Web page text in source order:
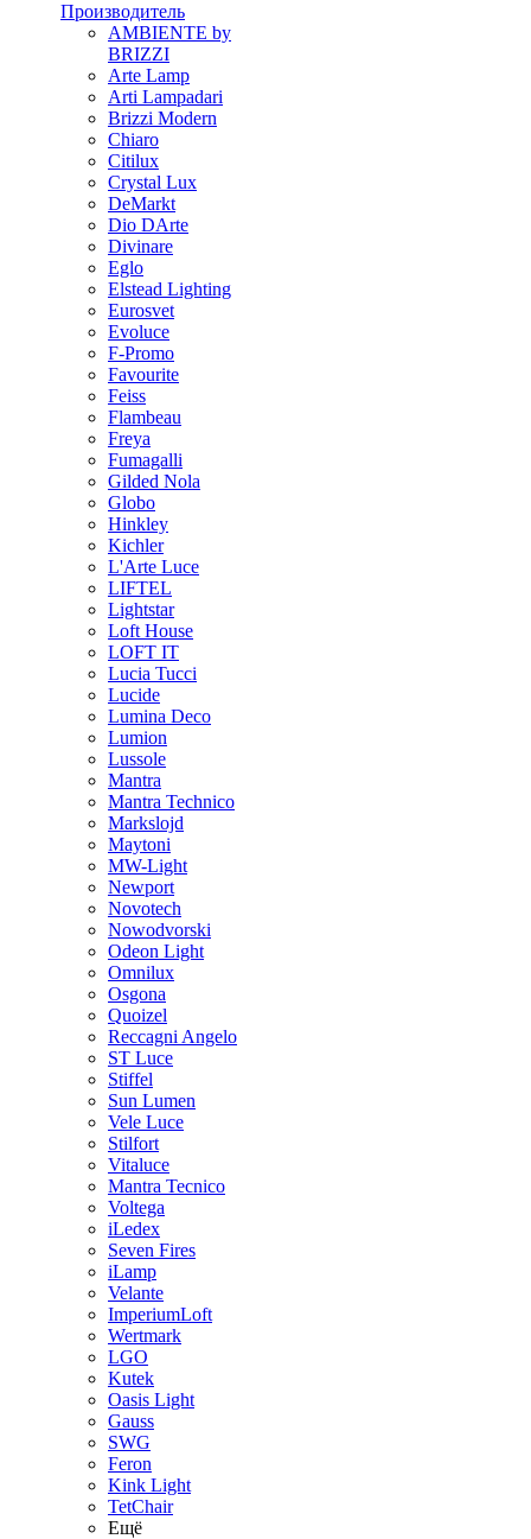
Производитель
AMBIENTE by
BRIZZI
Arte Lamp
Arti Lampadari
Brizzi Modern
Chiaro
Citilux
Crystal Lux
DeMarkt
Dio DArte
Divinare
Eglo
Elstead Lighting
Eurosvet
Evoluce
F-Promo
Favourite
Feiss
Flambeau
Freya
Fumagalli
Gilded Nola
Globo
Hinkley
Kichler
L'Arte Luce
LIFTEL
Lightstar
Loft House
LOFT IT
Lucia Tucci
Lucide
Lumina Deco
Lumion
Lussole
Mantra
Mantra Technico
Markslojd
Maytoni
MW-Light
Newport
Novotech
Nowodvorski
Odeon Light
Omnilux
Osgona
Quoizel
Reccagni Angelo
ST Luce
Stiffel
Sun Lumen
Vele Luce
Stilfort
Vitaluce
Mantra Tecnico
Voltega
iLedex
Seven Fires
iLamp
Velante
ImperiumLoft
Wertmark
LGO
Kutek
Oasis Light
Gauss
SWG
Feron
Kink Light
TetСhair
Ещё